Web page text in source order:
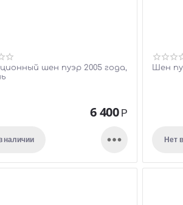
шен пуэр 2005 года,
6 400 Р
наличии 
Шен
Нет